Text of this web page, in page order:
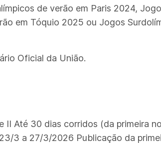
de verão em Paris 2024,
em Tóquio 2025 ou Jogos
Oficial da União.
II Até 30 dias corridos (da primeira
3 a 27/3/2026 Publicação da